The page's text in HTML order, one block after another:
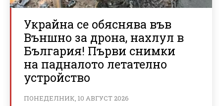
Украйна се обяснява във
Външно за дрона, нахлул в
България! Първи снимки
на падналото летателно
устройство
ПОНЕДЕЛНИК, 10 АВГУСТ 2026